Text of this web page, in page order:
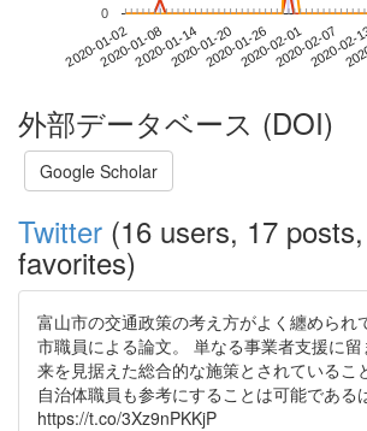
2020-01-022020-01-082020-01-142020-01-202020-01-262020-02-012020-02-07
2020-
0
外部データベース (DOI)
Google Scholar
Twitter (16 users, 17
favorites)
富山市の交通政策の考え方がよく纏められ
市職員による論文。 単なる事業者支援に
来を見据えた総合的な施策とされているこ
自治体職員も参考にすることは可能である
https://t.co/3Xz9nPKKjP